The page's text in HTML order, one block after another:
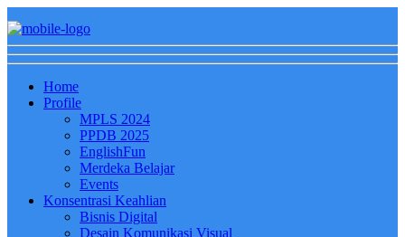
Home
Profile
MPLS 2024
PPDB 2025
EnglishFun
Merdeka Belajar
Events
Konsentrasi Keahlian
Bisnis Digital
Desain Komunikasi Visual